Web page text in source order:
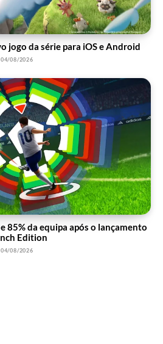
jogo da série para iOS e Android
04/08/2026
85% da equipa após o lançamento
Edition
04/08/2026